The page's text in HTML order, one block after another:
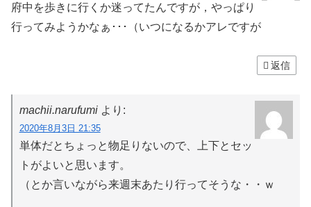
府中を歩きに行くか迷ってたんですが，やっぱり
行ってみようかなぁ･･･（いつになるかアレですが
返信
machii.narufumi より:
2020年8月3日 21:35
単体だとちょっと物足りないので、上下とセッ
トがよいと思います。
（とか言いながら来週末あたり行ってそうな・・ｗ